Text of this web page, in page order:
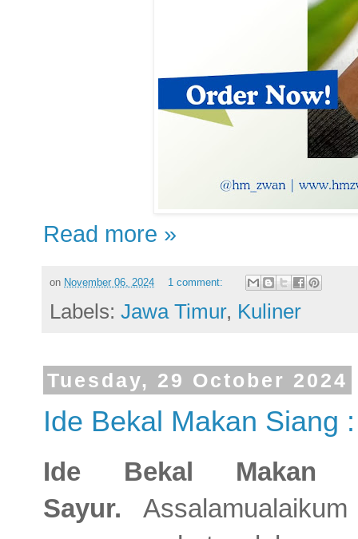
Read more »
on November 06, 2024 1 comment:
Labels: Jawa Timur, Kuliner
Tuesday, 29 October 2024
Ide Bekal Makan Siang
Ide Bekal
Sayur.